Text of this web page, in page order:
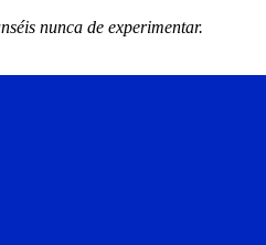
nunca de experimentar.